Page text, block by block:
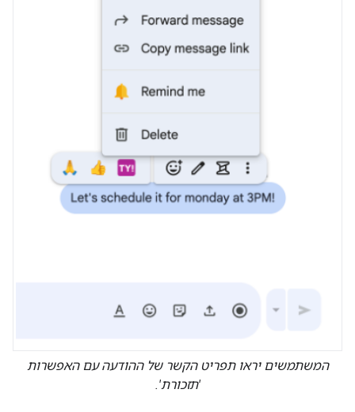
המשתמשים יראו תפריט הקשר של ההודעה עם האפשרות
'תזכורת'.